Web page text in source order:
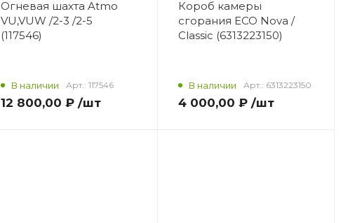
Огневая шахта Atmo
VU,VUW /2-3 /2-5
(117546)
В наличии Арт.: 117546
12 800,00 ₽ /шт
Короб камеры
сгорания ECO Nova /
Classic (6313223150)
В наличии Арт.: 6313223150
4 000,00 ₽/шт